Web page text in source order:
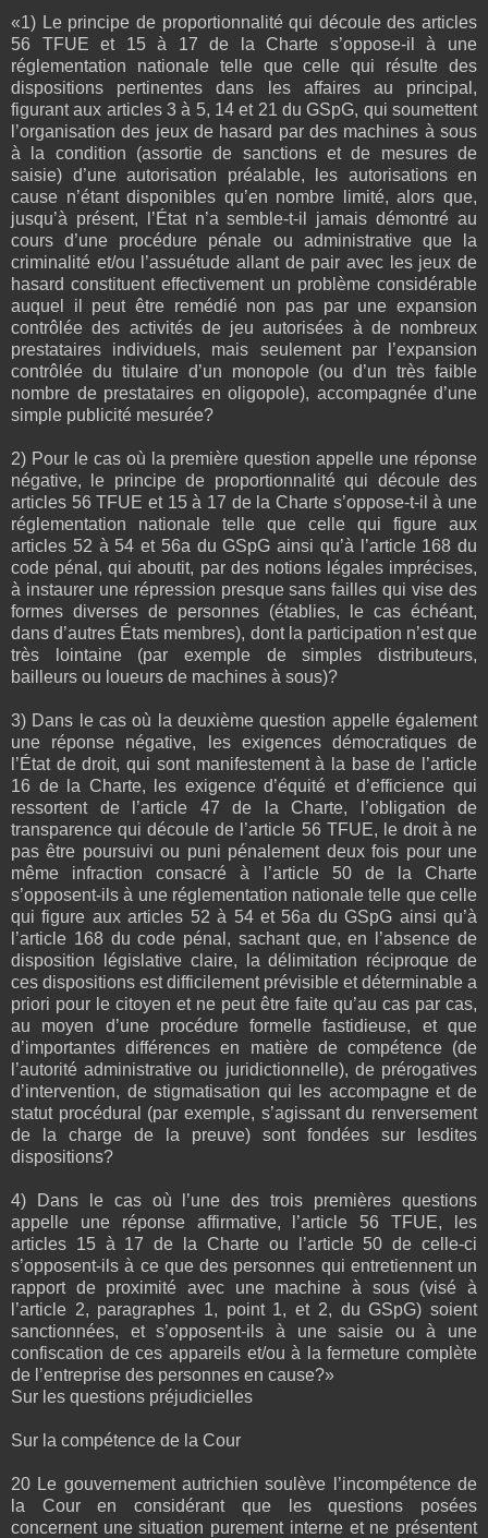
«1) Le principe de proportionnalité qui découle des articles
56 TFUE et 15 à 17 de la Charte s’oppose-il à une
réglementation nationale telle que celle qui résulte des
dispositions pertinentes dans les affaires au principal,
figurant aux articles 3 à 5, 14 et 21 du GSpG, qui soumettent
l’organisation des jeux de hasard par des machines à sous
à la condition (assortie de sanctions et de mesures de
saisie) d’une autorisation préalable, les autorisations en
cause n’étant disponibles qu’en nombre limité, alors que,
jusqu’à présent, l’État n’a semble-t-il jamais démontré au
cours d’une procédure pénale ou administrative que la
criminalité et/ou l’assuétude allant de pair avec les jeux de
hasard constituent effectivement un problème considérable
auquel il peut être remédié non pas par une expansion
contrôlée des activités de jeu autorisées à de nombreux
prestataires individuels, mais seulement par l’expansion
contrôlée du titulaire d’un monopole (ou d’un très faible
nombre de prestataires en oligopole), accompagnée d’une
simple publicité mesurée?
2) Pour le cas où la première question appelle une réponse
négative, le principe de proportionnalité qui découle des
articles 56 TFUE et 15 à 17 de la Charte s’oppose-t-il à une
réglementation nationale telle que celle qui figure aux
articles 52 à 54 et 56a du GSpG ainsi qu’à l’article 168 du
code pénal, qui aboutit, par des notions légales imprécises,
à instaurer une répression presque sans failles qui vise des
formes diverses de personnes (établies, le cas échéant,
dans d’autres États membres), dont la participation n’est que
très lointaine (par exemple de simples distributeurs,
bailleurs ou loueurs de machines à sous)?
3) Dans le cas où la deuxième question appelle également
une réponse négative, les exigences démocratiques de
l’État de droit, qui sont manifestement à la base de l’article
16 de la Charte, les exigence d’équité et d’efficience qui
ressortent de l’article 47 de la Charte, l’obligation de
transparence qui découle de l’article 56 TFUE, le droit à ne
pas être poursuivi ou puni pénalement deux fois pour une
même infraction consacré à l’article 50 de la Charte
s’opposent-ils à une réglementation nationale telle que celle
qui figure aux articles 52 à 54 et 56a du GSpG ainsi qu’à
l’article 168 du code pénal, sachant que, en l’absence de
disposition législative claire, la délimitation réciproque de
ces dispositions est difficilement prévisible et déterminable a
priori pour le citoyen et ne peut être faite qu’au cas par cas,
au moyen d’une procédure formelle fastidieuse, et que
d’importantes différences en matière de compétence (de
l’autorité administrative ou juridictionnelle), de prérogatives
d’intervention, de stigmatisation qui les accompagne et de
statut procédural (par exemple, s’agissant du renversement
de la charge de la preuve) sont fondées sur lesdites
dispositions?
4) Dans le cas où l’une des trois premières questions
appelle une réponse affirmative, l’article 56 TFUE, les
articles 15 à 17 de la Charte ou l’article 50 de celle-ci
s’opposent-ils à ce que des personnes qui entretiennent un
rapport de proximité avec une machine à sous (visé à
l’article 2, paragraphes 1, point 1, et 2, du GSpG) soient
sanctionnées, et s’opposent-ils à une saisie ou à une
confiscation de ces appareils et/ou à la fermeture complète
de l’entreprise des personnes en cause?»
Sur les questions préjudicielles
Sur la compétence de la Cour
20 Le gouvernement autrichien soulève l’incompétence de
la Cour en considérant que les questions posées
concernent une situation purement interne et ne présentent